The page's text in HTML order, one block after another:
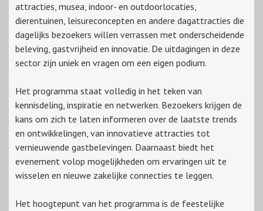
attracties, musea, indoor- en outdoorlocaties,
dierentuinen, leisureconcepten en andere dagattracties die
dagelijks bezoekers willen verrassen met onderscheidende
beleving, gastvrijheid en innovatie. De uitdagingen in deze
sector zijn uniek en vragen om een eigen podium.
Het programma staat volledig in het teken van
kennisdeling, inspiratie en netwerken. Bezoekers krijgen de
kans om zich te laten informeren over de laatste trends
en ontwikkelingen, van innovatieve attracties tot
vernieuwende gastbelevingen. Daarnaast biedt het
evenement volop mogelijkheden om ervaringen uit te
wisselen en nieuwe zakelijke connecties te leggen.
Het hoogtepunt van het programma is de feestelijke